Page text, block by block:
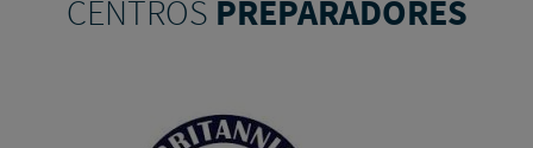
CENTROS PREPARADORES